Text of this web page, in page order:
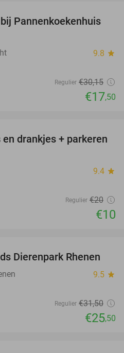
42%
Pannenkoekenhuis
9.8 star
Regulier €30,15
€17,50
50%
drankjes + parkeren
9.4 star
Regulier €20
€10
19%
Dierenpark Rhenen
9.5 star
Regulier €31,50
€25,50